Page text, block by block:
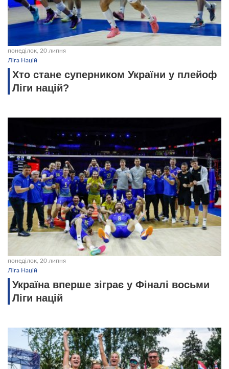
понеділок, 20 липня
Ліга Націй
Хто стане суперником України у плейоф
Ліги націй?
понеділок, 20 липня
Ліга Націй
Україна вперше зіграє у Фіналі восьми
Ліги націй